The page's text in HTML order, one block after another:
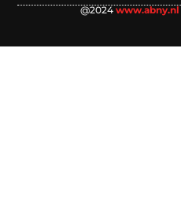
@2024 www.abny.nl